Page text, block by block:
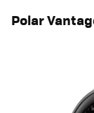
Polar